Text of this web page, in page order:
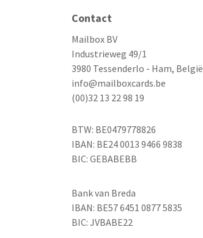
Contact
Mailbox BV
Industrieweg 49/1
3980 Tessenderlo - Ham, België
info@mailboxcards.be
(00)32 13 22 98 19
BTW: BE0479778826
IBAN: BE24 0013 9466 9838
BIC: GEBABEBB
Bank van Breda
IBAN: BE57 6451 0877 5835
BIC: JVBABE22